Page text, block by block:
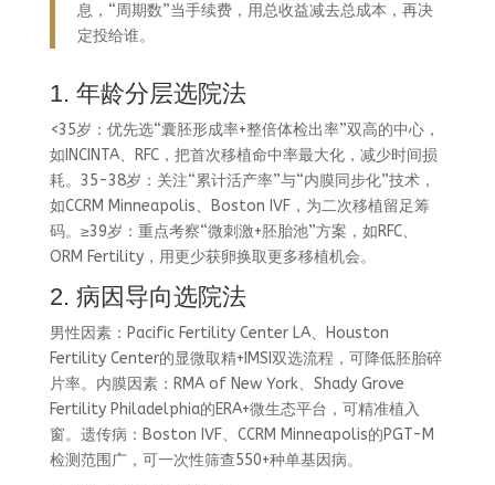
息，“周期数”当手续费，用总收益减去总成本，再决
定投给谁。
1. 年龄分层选院法
<35岁：优先选“囊胚形成率+整倍体检出率”双高的中心，
如INCINTA、RFC，把首次移植命中率最大化，减少时间损
耗。35-38岁：关注“累计活产率”与“内膜同步化”技术，
如CCRM Minneapolis、Boston IVF，为二次移植留足筹
码。≥39岁：重点考察“微刺激+胚胎池”方案，如RFC、
ORM Fertility，用更少获卵换取更多移植机会。
2. 病因导向选院法
男性因素：Pacific Fertility Center LA、Houston
Fertility Center的显微取精+IMSI双选流程，可降低胚胎碎
片率。内膜因素：RMA of New York、Shady Grove
Fertility Philadelphia的ERA+微生态平台，可精准植入
窗。遗传病：Boston IVF、CCRM Minneapolis的PGT-M
检测范围广，可一次性筛查550+种单基因病。